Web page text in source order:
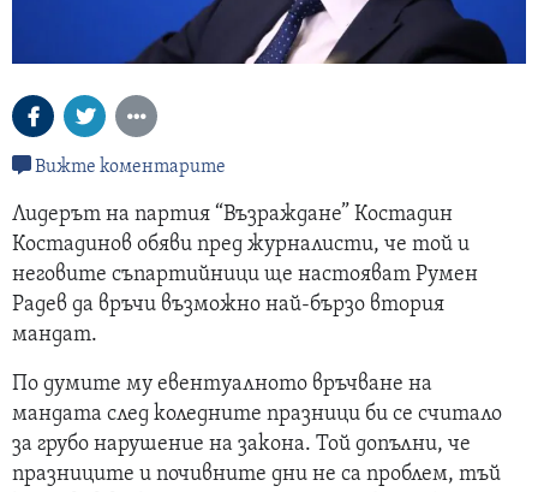
Вижте коментарите
Лидерът на партия “Възраждане” Костадин
Костадинов обяви пред журналисти, че той и
неговите съпартийници ще настояват Румен
Радев да връчи възможно най-бързо втория
мандат.
По думите му евентуалното връчване на
мандата след коледните празници би се считало
за грубо нарушение на закона. Той допълни, че
празниците и почивните дни не са проблем, тъй